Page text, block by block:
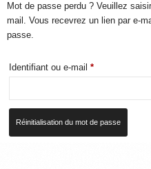
Mot de passe perdu ? Veuillez
mail. Vous recevrez un lien par e-
passe.
Identifiant ou e-mail *Obligatoire
Réinitialisation du mot de passe